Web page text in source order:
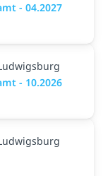
- 04.2027
- 10.2026